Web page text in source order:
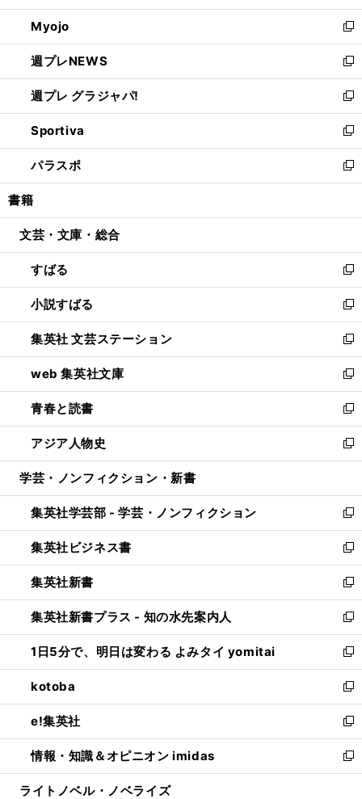
開
く
ウ
で
開
く
ン
ド
ウ
で
開
く
ウ
ィ
ン
ド
ウ
で
開
く
Myojo
新
し
い
ウ
ィ
ン
ド
ウ
で
開
週プレNEWS
新
し
い
ウ
ィ
ン
ド
ウ
開
週プレ グラジャパ!
新
し
い
ウ
ィ
ン
ウ
開
く
Sportiva
新
し
い
ウ
ン
ウ
で
開
く
パラスポ
新
し
ウ
ン
ド
ウ
で
開
く
書籍
文芸・文庫・総合
すばる
新
し
い
ウ
ィ
ン
ド
ウ
で
開
く
小説すばる
新
し
い
ウ
ィ
ン
ド
ウ
で
開
集英社 文芸ステーション
新
し
い
ウ
ィ
ン
ド
ウ
開
く
web 集英社文庫
新
し
い
ウ
ィ
ン
ウ
で
開
く
青春と読書
新
し
い
ウ
ン
ド
ウ
で
開
く
アジア人物史
新
し
ウ
ィ
ン
ド
ウ
で
開
く
学芸・ノンフィクション・新書
集英社学芸部 - 学芸・ノンフィクション
新
し
い
ウ
ィ
ン
ド
ウ
で
開
く
集英社ビジネス書
新
し
い
ウ
ィ
ン
ド
ウ
で
開
く
集英社新書
新
し
い
ウ
ィ
ン
ド
ウ
で
開
く
集英社新書プラス - 知の水先案内人
新
し
い
ウ
ィ
ン
ド
ウ
で
開
1日5分で、明日は変わる よみタイ yomitai
新
し
い
ウ
ィ
ン
ド
ウ
kotoba
新
し
い
ウ
ィ
ン
e!集英社
新
し
い
ウ
情報・知識＆オピニオン imidas
新
し
ライトノベル・ノベライズ